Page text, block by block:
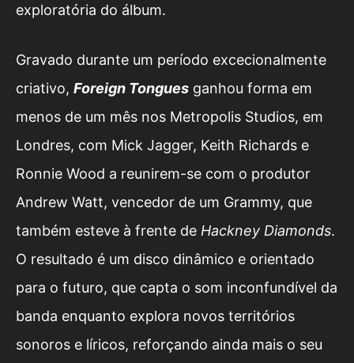
exploratória do álbum.
Gravado durante um período excecionalmente
criativo, Foreign Tongues ganhou forma em
menos de um mês nos Metropolis Studios, em
Londres, com Mick Jagger, Keith Richards e
Ronnie Wood a reunirem-se com o produtor
Andrew Watt, vencedor de um Grammy, que
também esteve à frente de Hackney Diamonds.
O resultado é um disco dinâmico e orientado
para o futuro, que capta o som inconfundível da
banda enquanto explora novos territórios
sonoros e líricos, reforçando ainda mais o seu